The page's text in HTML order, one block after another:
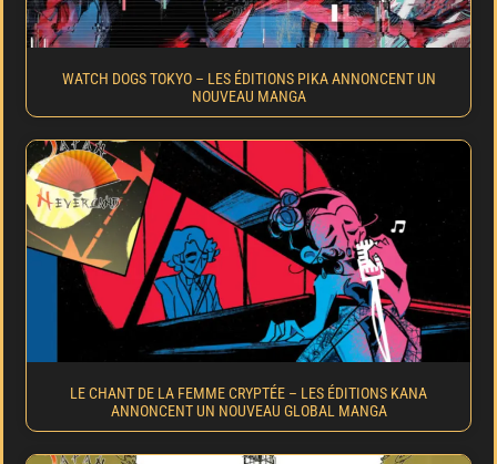
WATCH DOGS TOKYO – LES ÉDITIONS PIKA ANNONCENT UN
NOUVEAU MANGA
LE CHANT DE LA FEMME CRYPTÉE – LES ÉDITIONS KANA
ANNONCENT UN NOUVEAU GLOBAL MANGA